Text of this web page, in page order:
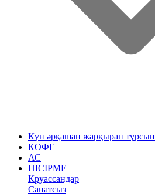
Күн әрқашан жарқырап тұрсын
КОФЕ
АС
ПІСІРМЕ
Круассандар
Санатсыз